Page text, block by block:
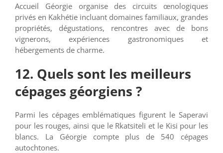
Accueil Géorgie organise des circuits œnologiques
privés en Kakhétie incluant domaines familiaux, grandes
propriétés, dégustations, rencontres avec de bons
vignerons, expériences gastronomiques et
hébergements de charme.
12. Quels sont les meilleurs
cépages géorgiens ?
Parmi les cépages emblématiques figurent le Saperavi
pour les rouges, ainsi que le Rkatsiteli et le Kisi pour les
blancs. La Géorgie compte plus de 540 cépages
autochtones.